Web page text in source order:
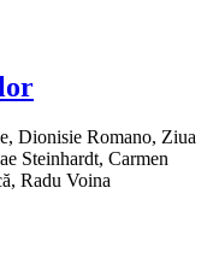
Dionisie Romano, Ziua
Steinhardt, Carmen
Radu Voina